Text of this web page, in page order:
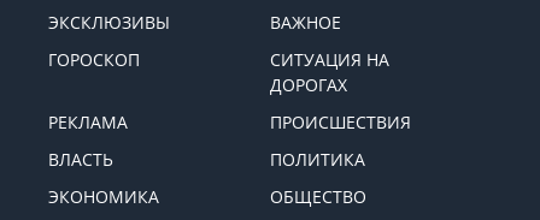
ЭКСКЛЮЗИВЫ
ВАЖНОЕ
ГОРОСКОП
СИТУАЦИЯ НА
ДОРОГАХ
РЕКЛАМА
ПРОИСШЕСТВИЯ
ВЛАСТЬ
ПОЛИТИКА
ЭКОНОМИКА
ОБЩЕСТВО